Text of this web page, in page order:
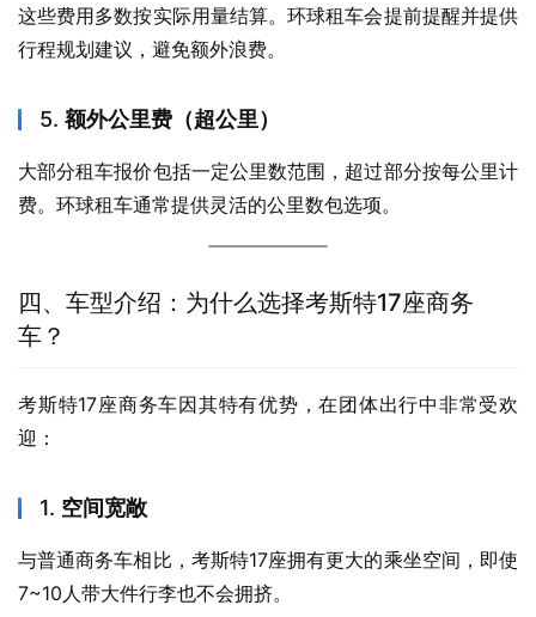
这些费用多数按实际用量结算。环球租车会提前提醒并提供
行程规划建议，避免额外浪费。
5. 额外公里费（超公里）
大部分租车报价包括一定公里数范围，超过部分按每公里计
费。环球租车通常提供灵活的公里数包选项。
四、车型介绍：为什么选择考斯特17座商务
车？
考斯特17座商务车因其特有优势，在团体出行中非常受欢
迎：
1. 空间宽敞
与普通商务车相比，考斯特17座拥有更大的乘坐空间，即使
7~10人带大件行李也不会拥挤。